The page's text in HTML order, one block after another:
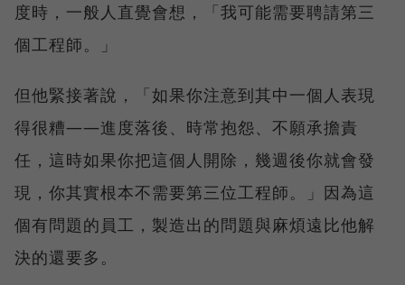
度時，一般人直覺會想，「我可能需要聘請第三
個工程師。」
但他緊接著說，「如果你注意到其中一個人表現
得很糟——進度落後、時常抱怨、不願承擔責
任，這時如果你把這個人開除，幾週後你就會發
現，你其實根本不需要第三位工程師。」因為這
個有問題的員工，製造出的問題與麻煩遠比他解
決的還要多。